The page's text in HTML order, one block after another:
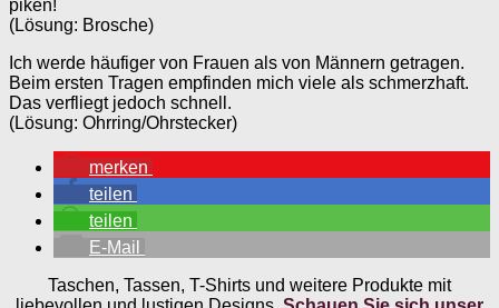
piken!
(Lösung: Brosche)
Ich werde häufiger von Frauen als von Männern getragen.
Beim ersten Tragen empfinden mich viele als schmerzhaft.
Das verfliegt jedoch schnell.
(Lösung: Ohrring/Ohrstecker)
merken
teilen
teilen
E-Mail
Taschen, Tassen, T-Shirts und weitere Produkte mit